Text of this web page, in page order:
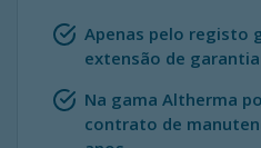
Apenas pelo registo
extensão de
Na gama Altherma
contrato de